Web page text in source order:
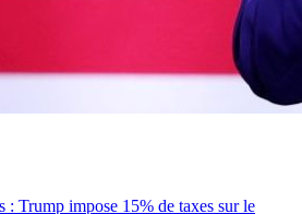
: Trump impose 15% de taxes sur le